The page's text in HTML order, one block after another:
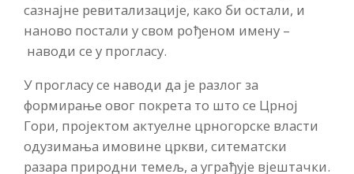
сазнајне ревитализације, како би остали, и
наново постали у свом рођеном имену –
наводи се у прогласу.
У прогласу се наводи да је разлог за
формирање овог покрета то што се Црној
Гори, пројектом актуелне црногорске власти
одузимања имовине цркви, ситематски
разара природни темељ, а уграђује вјештачки.